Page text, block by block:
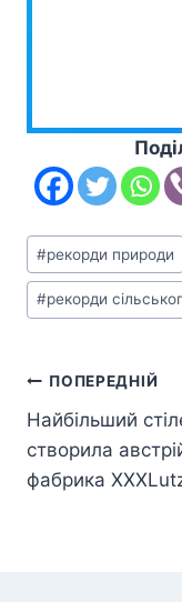
Позначки
запису:
#рекорди природи
#рекорди
Навігація
записів
ПОПЕРЕДНІЙ
Найбільший
створила
фабрика